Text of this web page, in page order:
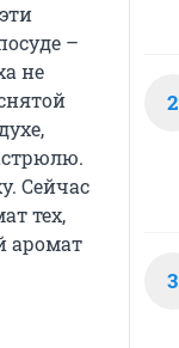
–
не
Сейчас
тех,
аромат
2
3